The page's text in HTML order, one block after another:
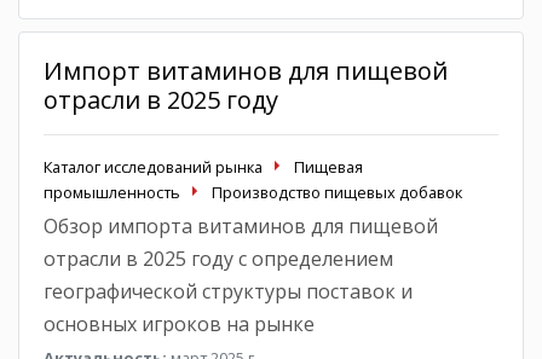
Импорт витаминов для пищевой
отрасли в 2025 году
Каталог исследований рынка
Пищевая
промышленность
Производство пищевых добавок
Обзор импорта витаминов для пищевой
отрасли в 2025 году с определением
географической структуры поставок и
основных игроков на рынке